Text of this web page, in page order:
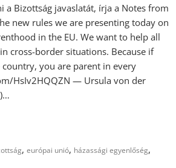
a Bizottság javaslatát, írja a Notes from
new rules we are presenting today on
in the EU. We want to help all
cross-border situations. Because if
you are parent in every
HsIv2HQQZN — Ursula von der
,európai unió, házassági egyenlőség,